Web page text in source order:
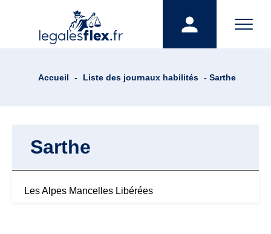
Accueil - Liste des journaux habilités - Sarthe
Sarthe
Les Alpes Mancelles Libérées